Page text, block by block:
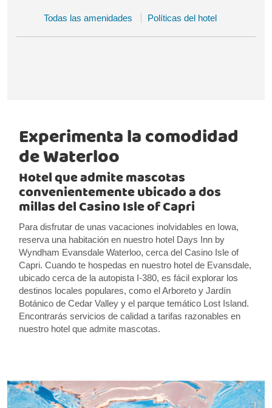
Todas las amenidades Políticas del hotel
Experimenta la comodidad
de Waterloo
Hotel que admite mascotas
convenientemente ubicado a dos
millas del Casino Isle of Capri
Para disfrutar de unas vacaciones inolvidables en Iowa,
reserva una habitación en nuestro hotel Days Inn by
Wyndham Evansdale Waterloo, cerca del Casino Isle of
Capri. Cuando te hospedas en nuestro hotel de Evansdale,
ubicado cerca de la autopista I-380, es fácil explorar los
destinos locales populares, como el Arboreto y Jardín
Botánico de Cedar Valley y el parque temático Lost Island.
Encontrarás servicios de calidad a tarifas razonables en
nuestro hotel que admite mascotas.